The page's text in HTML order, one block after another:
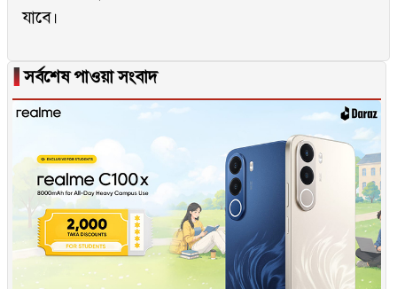
যাবে।
▐সর্বশেষ পাওয়া সংবাদ